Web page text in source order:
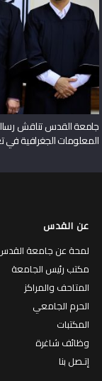
جامعة القدس تناقش رسالة
المعلومات الجغرافية في
عن القدس
لمحة عن جامعة
مكتب رئيس الجامعة
المتاحف والمراكز
الحرم الجامعي
المكتبات
وظائف شاغرة
إتـصل بنا